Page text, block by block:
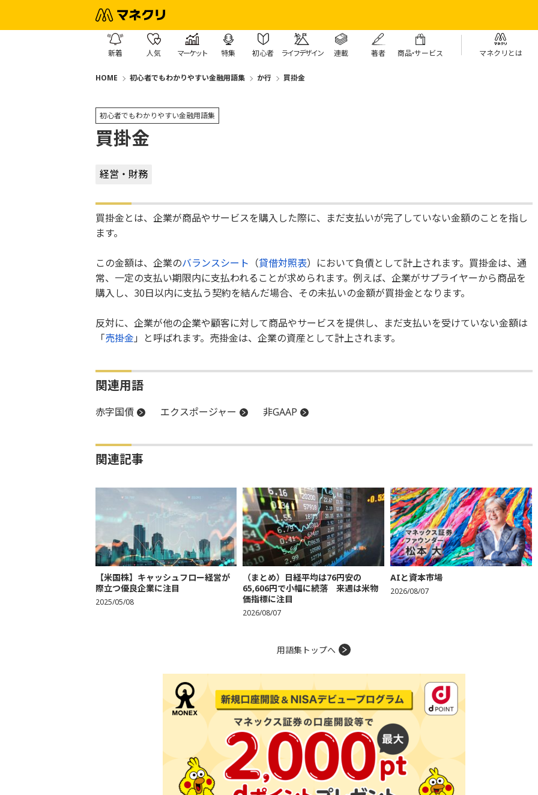
新着 人気 マーケット 特集 初心者 ライフデザイン 連載 著者 商品・サービス マネクリとは
HOME 初心者でもわかりやすい金融用語集 か行 買掛金
初心者でもわかりやすい金融用語集
買掛金
経営・財務
買掛金とは、企業が商品やサービスを購入した際に、まだ支払いが完了していない金額のことを指し
ます。
この金額は、企業のバランスシート （貸借対照表）において負債として計上されます。買掛金は、通
常、一定の支払い期限内に支払われることが求められます。例えば、企業がサプライヤーから商品を
購入し、30日以内に支払う契約を結んだ場合、その未払いの金額が買掛金となります。
反対に、企業が他の企業や顧客に対して商品やサービスを提供し、まだ支払いを受けていない金額は
「売掛金 」と呼ばれます。売掛金は、企業の資産として計上されます。
関連用語
赤字国債 エクスポージャー 非GAAP
関連記事
【米国株】キャッシュフロー経営が
際立つ優良企業に注目
2025/05/08
（まとめ）日経平均は76円安の
65,606円で小幅に続落 来週は米物
価指標に注目
2026/08/07
AIと資本市場
2026/08/07
用語集トップへ